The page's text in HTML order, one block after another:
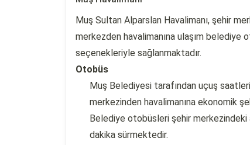
Muş Sultan Alparslan Havalimanı, şehir
merkezden havalimanına ulaşım
seçenekleriyle sağlanmaktadır.
Otobüs
Muş Belediyesi tarafından uçuş
merkezinden havalimanına ekonomik
Belediye otobüsleri şehir
dakika sürmektedir.